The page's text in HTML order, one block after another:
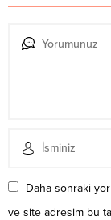
Daha sonraki
ve site adresim bu